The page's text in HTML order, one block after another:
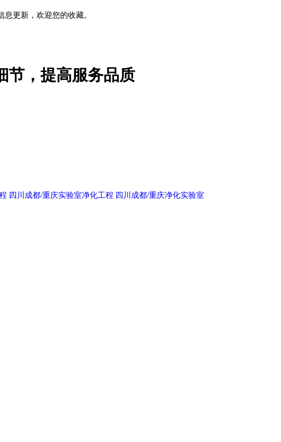
更新，欢迎您的收藏。
节，提高服务品质
四川成都/重庆实验室净化工程 四川成都/重庆净化实验室